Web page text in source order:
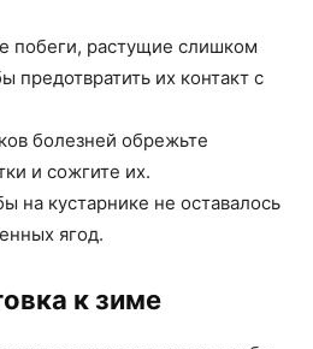
побеги, растущие слишком
предотвратить их контакт с
болезней обрежьте
и сожгите их.
на кустарнике не оставалось
ягод.
к зиме